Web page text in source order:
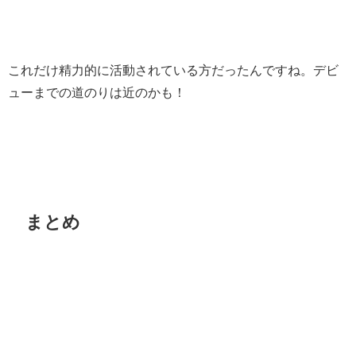
これだけ精力的に活動されている方だったんですね。デビ
ューまでの道のりは近のかも！
まとめ